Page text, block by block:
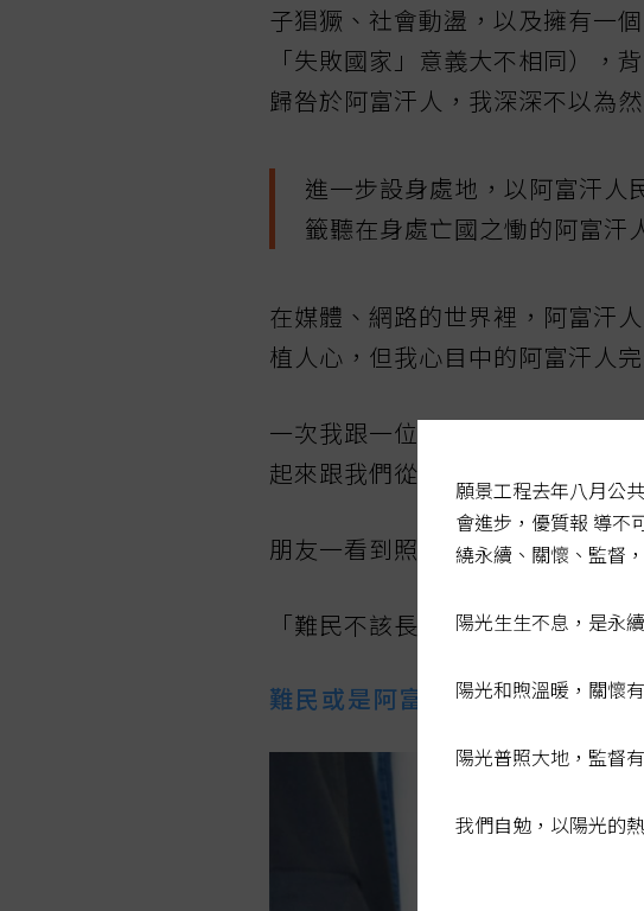
子猖獗、社會動盪，以及擁有一
「失敗國家」意義大不相同），
歸咎於阿富汗人，我深深不以為然
進一步設身處地，以阿富汗人
籤聽在身處亡國之慟的阿富汗
在媒體、網路的世界裡，阿富汗
植人心，但我心目中的阿富汗人
一次我跟一位朋友說：「給你看
起來跟我們從媒體上看到的難民
朋友一看到照片說：「他們這樣也
「難民不該長這樣啊！」、「他
難民或是阿富汗人該是長什麼樣
願景工程去年八月公
會進步，優質報 導不
繞永續、關懷、監督
陽光生生不息，是永
陽光和煦溫暖，關懷
陽光普照大地，監督
我們自勉，以陽光的